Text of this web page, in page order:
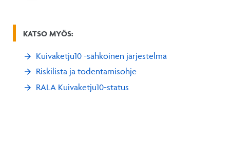
KATSO MYÖS:
Kuivaketju10 -sähköinen järjestelmä
Riskilista ja todentamisohje
RALA Kuivaketju10-status